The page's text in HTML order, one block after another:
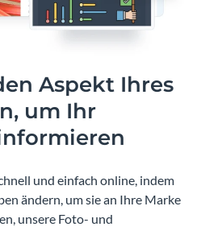
Aspekt Ihres
um Ihr
und einfach online, indem
ändern, um sie an Ihre Marke
unsere Foto- und